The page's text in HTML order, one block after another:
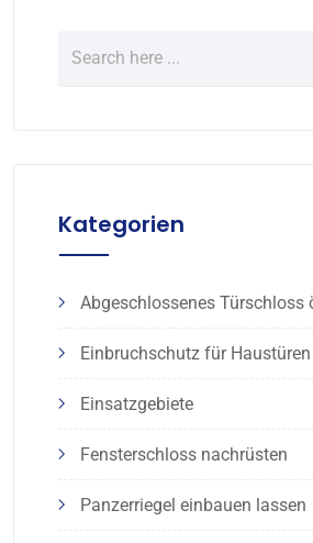
Kategorien
Abgeschlossenes Türschloss
Einbruchschutz für Haustüren
Einsatzgebiete
Fensterschloss nachrüsten
Panzerriegel einbauen lassen